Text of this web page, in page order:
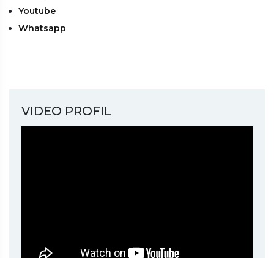
Youtube
Whatsapp
VIDEO PROFIL